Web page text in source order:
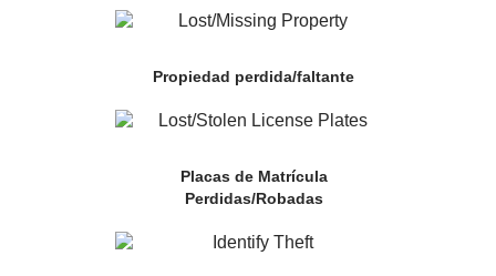
Propiedad perdida/faltante
Placas de Matrícula
Perdidas/Robadas